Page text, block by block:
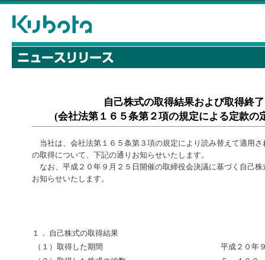
自己株式の取得結果および取得終
(会社法第１６５条第２項の規定による定款の
当社は、会社法第１６５条第３項の規定により読み替えて適用
の取得について、下記の通りお知らせいたします。
なお、平成２０年９月２５日開催の取締役会決議に基づく自己
お知らせいたします。
１． 自己株式の取得結果
（１）取得した期間
平成２０年